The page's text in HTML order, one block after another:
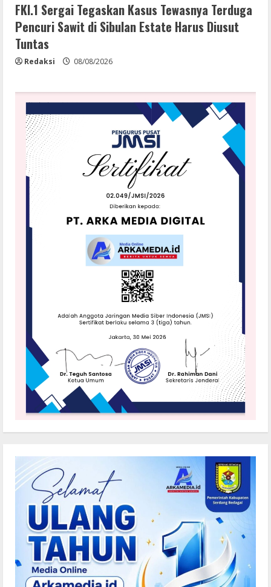
FKI.1 Sergai Tegaskan Kasus Tewasnya Terduga
Pencuri Sawit di Sibulan Estate Harus Diusut
Tuntas
Redaksi 08/08/2026